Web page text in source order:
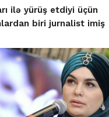
ilə yürüş etdiyi üçün
biri jurnalist imiş